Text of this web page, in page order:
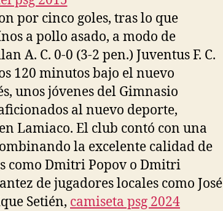
por cinco goles, tras lo que
a pollo asado, a modo de
A. C. 0-0 (3-2 pen.) Juventus F. C.
120 minutos bajo el nuevo
unos jóvenes del Gimnasio
al nuevo deporte,
Lamiaco. El club contó con una
la excelente calidad de
como Dmitri Popov o Dmitri
de jugadores locales como José
Setién, camiseta psg 2024